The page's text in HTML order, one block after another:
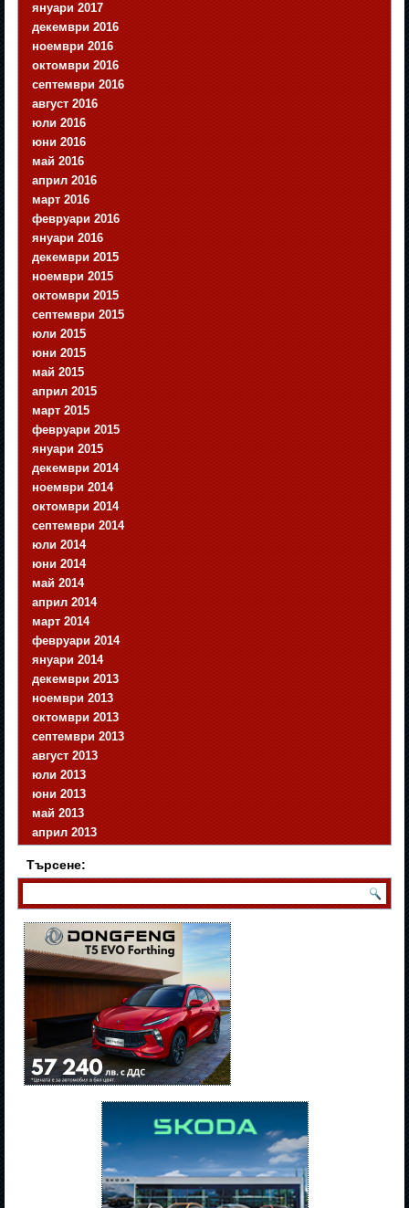
януари 2017
декември 2016
ноември 2016
октомври 2016
септември 2016
август 2016
юли 2016
юни 2016
май 2016
април 2016
март 2016
февруари 2016
януари 2016
декември 2015
ноември 2015
октомври 2015
септември 2015
юли 2015
юни 2015
май 2015
април 2015
март 2015
февруари 2015
януари 2015
декември 2014
ноември 2014
октомври 2014
септември 2014
юли 2014
юни 2014
май 2014
април 2014
март 2014
февруари 2014
януари 2014
декември 2013
ноември 2013
октомври 2013
септември 2013
август 2013
юли 2013
юни 2013
май 2013
април 2013
Търсене: